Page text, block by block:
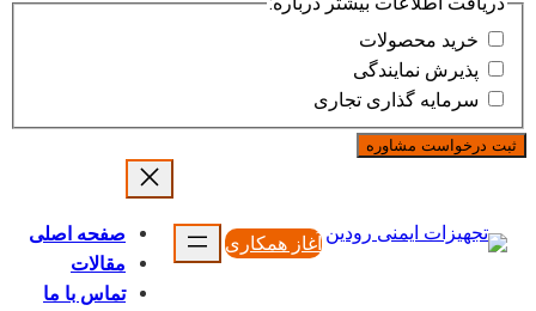
خرید محصولات
پذیرش نمایندگی
سرمایه گذاری تجاری
محتوا
آغاز همکاری
صفحه اصلی
مقالات
تماس با ما